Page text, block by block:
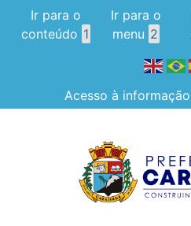
Ir para o
conteúdo 1
Ir para o
menu 2
Acesso à informação